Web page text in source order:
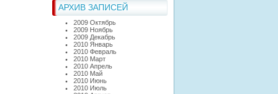
АРХИВ ЗАПИСЕЙ
2009 Октябрь
2009 Ноябрь
2009 Декабрь
2010 Январь
2010 Февраль
2010 Март
2010 Апрель
2010 Май
2010 Июнь
2010 Июль